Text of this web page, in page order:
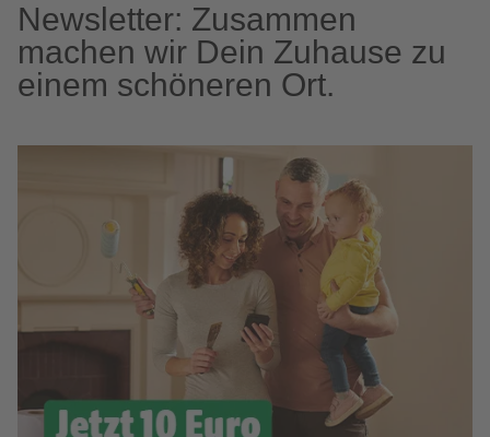
Newsletter: Zusammen
machen wir Dein Zuhause zu
einem schöneren Ort.